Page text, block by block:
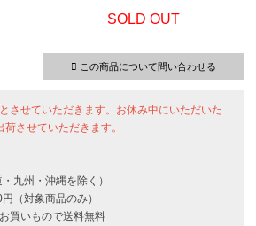
SOLD OUT
この商品について問い合わせる
させていただきます。お休み中にいただいた
させていただきます。
九州・沖縄を除く）
（対象商品のみ）
買いもので送料無料